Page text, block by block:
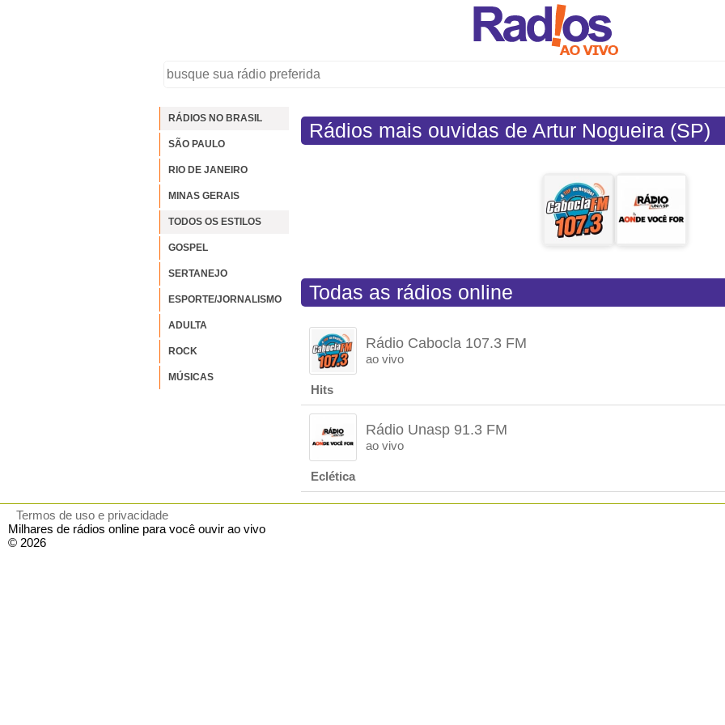
RÁDIOS NO BRASIL
SÃO PAULO
RIO DE JANEIRO
MINAS GERAIS
TODOS OS ESTILOS
GOSPEL
SERTANEJO
ESPORTE/JORNALISMO
ADULTA
ROCK
MÚSICAS
Rádios mais ouvidas de Artur Nogueira (SP)
Todas as rádios online
Rádio Cabocla 107.3 FM
ao vivo
Hits
Rádio Unasp 91.3 FM
ao vivo
Eclética
Termos de uso e privacidade
Milhares de rádios online para você ouvir ao vivo
© 2026